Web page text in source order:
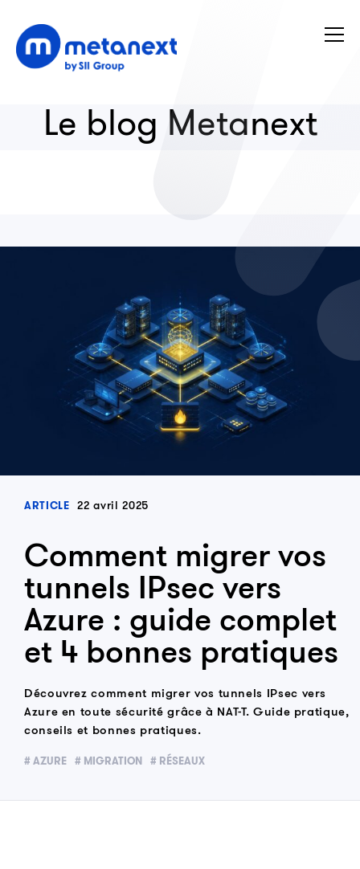
Le blog Metanext
ARTICLE 22 avril 2025
Comment migrer vos
tunnels IPsec vers
Azure : guide complet
et 4 bonnes pratiques
Découvrez comment migrer vos tunnels IPsec vers
Azure en toute sécurité grâce à NAT-T. Guide pratique,
conseils et bonnes pratiques.
# AZURE # MIGRATION # RÉSEAUX